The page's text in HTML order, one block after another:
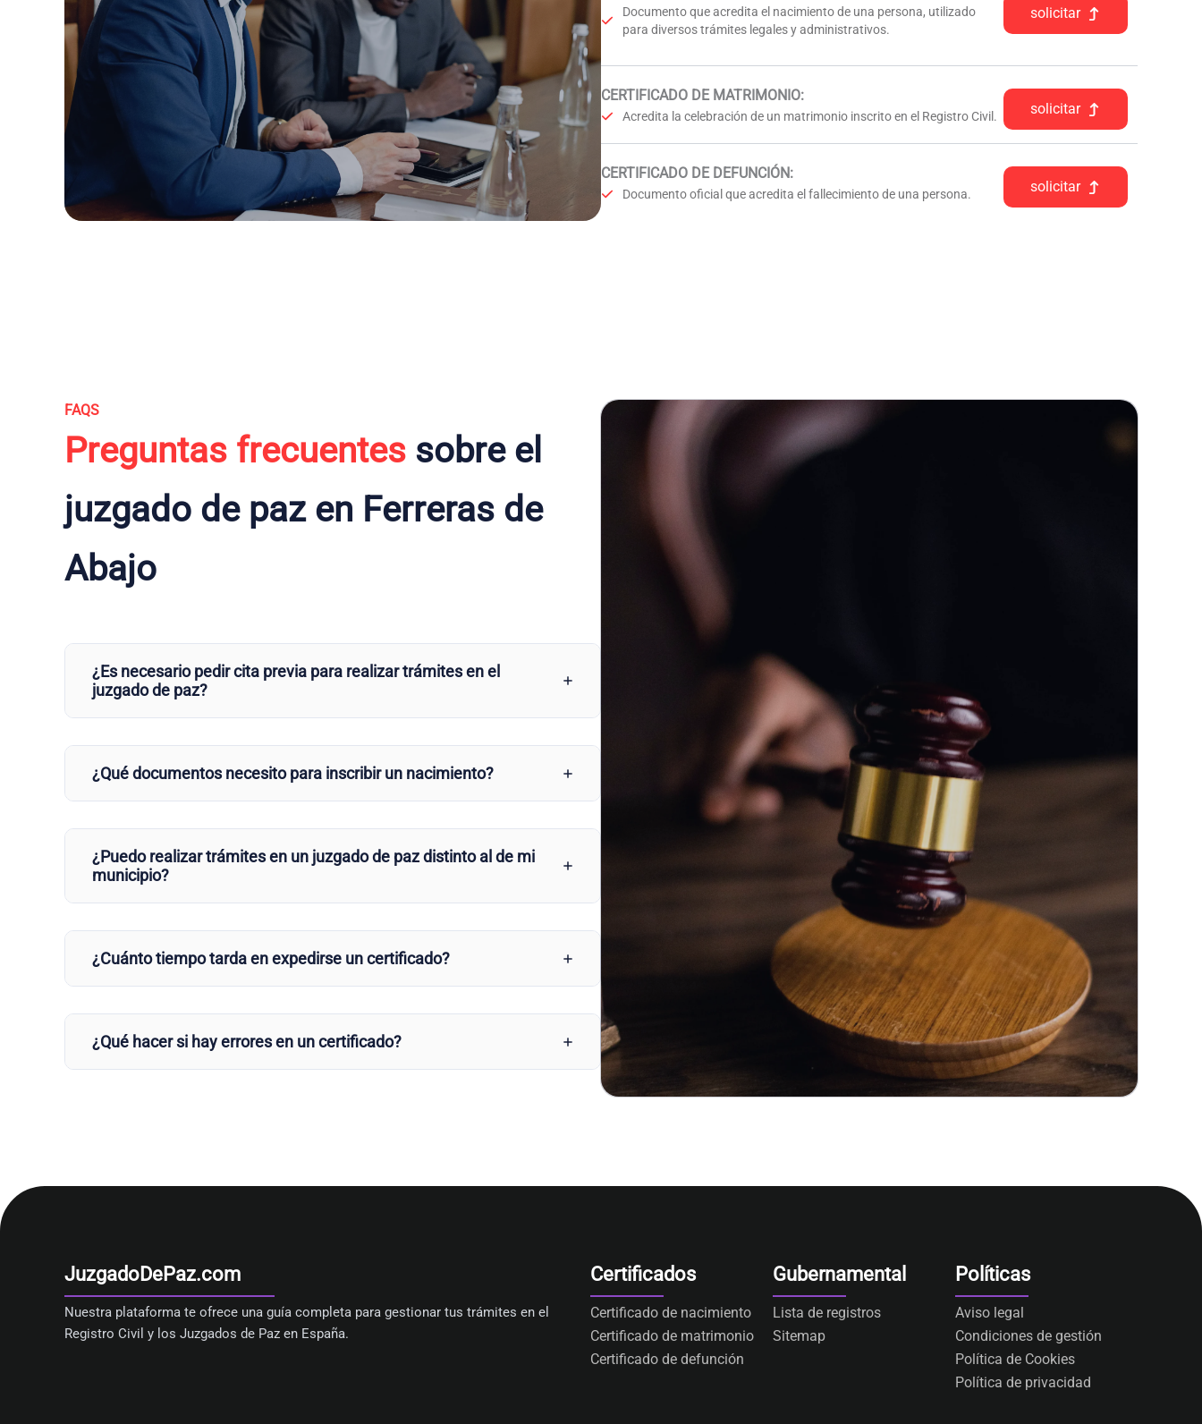
Documento que acredita el nacimiento de una persona, utilizado
para diversos trámites legales y administrativos.
solicitar
CERTIFICADO DE MATRIMONIO:
Acredita la celebración de un matrimonio inscrito en el Registro Civil. solicitar
CERTIFICADO DE DEFUNCIÓN:
Documento oficial que acredita el fallecimiento de una persona. solicitar
FAQS
Preguntas frecuentes sobre el
juzgado de paz en Ferreras de
Abajo
¿Es necesario pedir cita previa para realizar trámites en el
juzgado de paz?
¿Qué documentos necesito para inscribir un nacimiento?
¿Puedo realizar trámites en un juzgado de paz distinto al de mi
municipio?
¿Cuánto tiempo tarda en expedirse un certificado?
¿Qué hacer si hay errores en un certificado?
JuzgadoDePaz.com
Nuestra plataforma te ofrece una guía completa para gestionar tus trámites en el
Registro Civil y los Juzgados de Paz en España.
Certificados
Certificado de nacimiento
Certificado de matrimonio
Certificado de defunción
Gubernamental
Lista de registros
Sitemap
Políticas
Aviso legal
Condiciones de gestión
Política de Cookies
Política de privacidad